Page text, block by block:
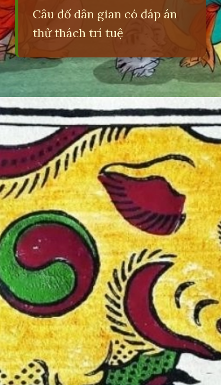
Câu đố dân gian có đáp án
thử thách trí tuệ
Đang mở https://erci.edu.vn/nhung-cau-do-dan-gian-co-dap-an